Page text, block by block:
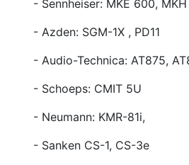
- Sennheiser: MKE 600, MKH
- Azden: SGM-1X , PD11
- Audio-Technica: AT875,
- Schoeps: CMIT 5U
- Neumann: KMR-81i,
- Sanken CS-1, CS-3e